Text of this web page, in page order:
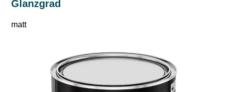
Glanzgrad
matt